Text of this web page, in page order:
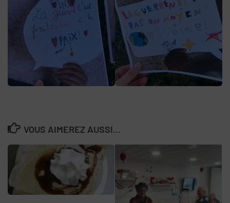
VOUS AIMEREZ AUSSI...